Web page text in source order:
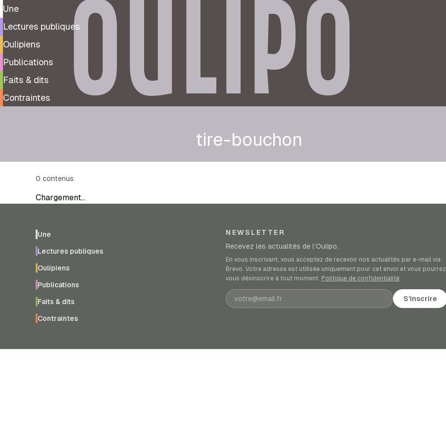
Une
Lectures publiques
Oulipiens
Publications
Faits & dits
Contraintes
OULIPO
tire-bouchon
0 contenus
Chargement…
Une
Lectures publiques
Oulipiens
Publications
Faits & dits
Contraintes
NEWSLETTER
Recevez les actualités de l’Oulipo.
En vous inscrivant, vous acceptez de recevoir nos actualités par e-mail via
Brevo. Votre adresse est utilisée uniquement pour cet envoi et vous pourrez
vous désinscrire à tout moment. Politique de confidentialité.
Adresse e-mail S’inscrire